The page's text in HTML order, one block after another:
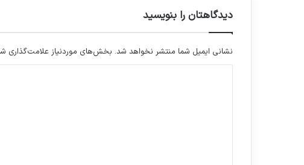
ن
ا
ی
ن
و
ا
دیدگاهتان را بنویسید
نشانی ایمیل شما منتشر نخواهد شد. بخش‌های موردنیاز علامت‌گذاری